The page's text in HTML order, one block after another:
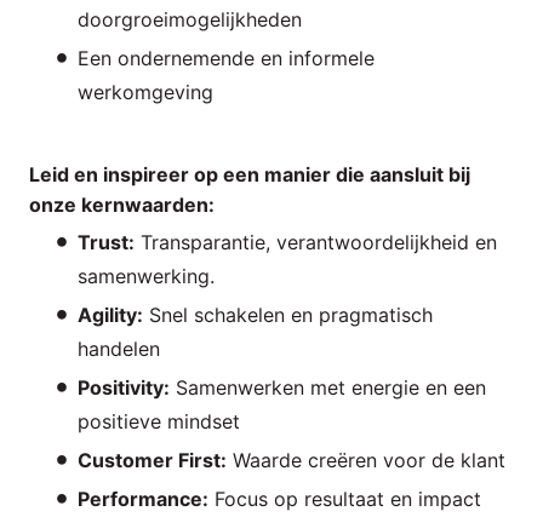
doorgroeimogelijkheden
Een ondernemende en informele
werkomgeving
Leid en inspireer op een manier die aansluit bij
onze kernwaarden:
Trust: Transparantie, verantwoordelijkheid en
samenwerking.
Agility: Snel schakelen en pragmatisch
handelen
Positivity: Samenwerken met energie en een
positieve mindset
Customer First: Waarde creëren voor de klant
Performance: Focus op resultaat en impact